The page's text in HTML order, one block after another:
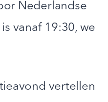
Nederlandse
vanaf 19:30, we
vertellen